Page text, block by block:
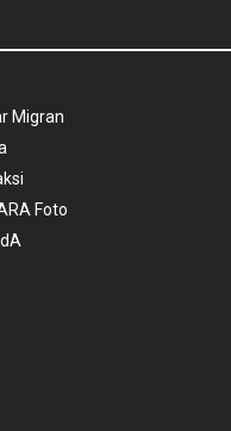
Migran
Foto